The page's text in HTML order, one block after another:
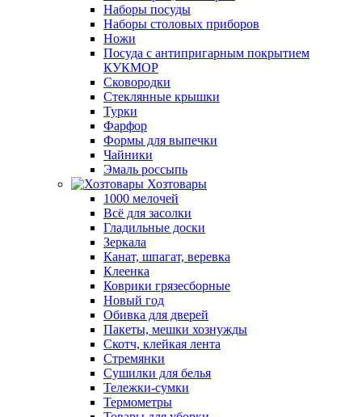
Наборы посуды
Наборы столовых приборов
Ножи
Посуда с антипригарным покрытием
КУКМОР
Сковородки
Стеклянные крышки
Турки
Фарфор
Формы для выпечки
Чайники
Эмаль россыпь
Хозтовары
1000 мелочей
Всё для засолки
Гладильные доски
Зеркала
Канат, шпагат, веревка
Клеенка
Коврики грязесборные
Новый год
Обивка для дверей
Пакеты, мешки хознужды
Скотч, клейкая лента
Стремянки
Сушилки для белья
Тележки-сумки
Термометры